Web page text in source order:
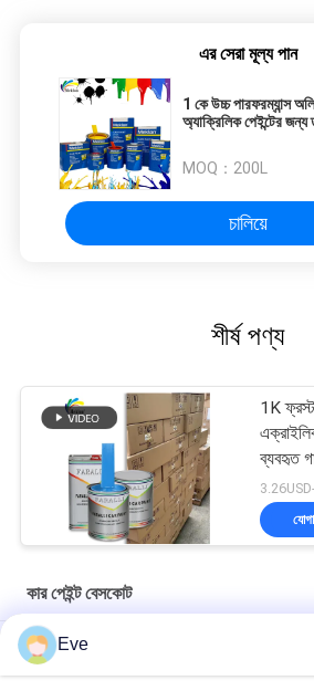
এর সেরা মূল্য পান
1 কে উচ্চ পারফরম্যান্স
অ্যাক্রিলিক পেইন্টের
MOQ： 200L
চালিয়ে
শীর্ষ পণ্য
1K
ব্যবহৃত
কার পেইন্ট বেসকোট
মাল্টিফাংশনাল কার পেইন্ট বেসকোট আর্দ্রতা প্রতিরোধী ইউভি
Eve